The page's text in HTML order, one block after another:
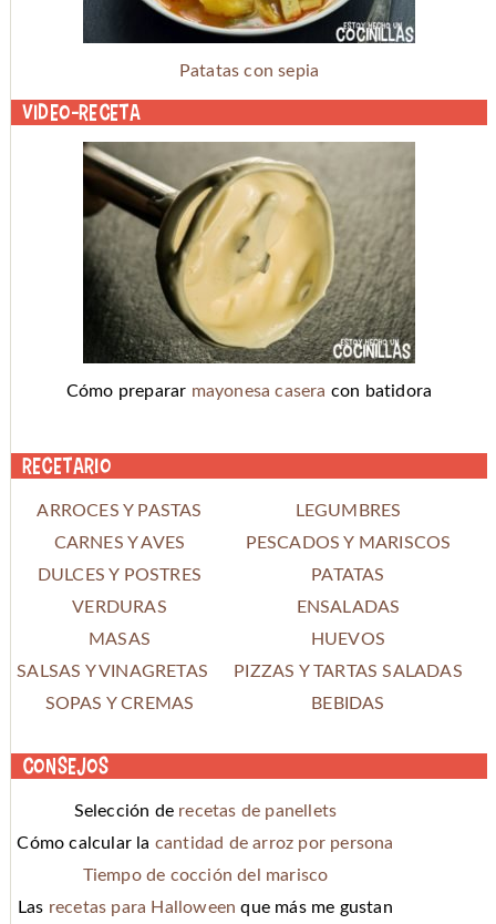
Patatas con sepia
Video-receta
Cómo preparar mayonesa casera con batidora
Recetario
ARROCES Y PASTAS
LEGUMBRES
CARNES Y AVES
PESCADOS Y MARISCOS
DULCES Y POSTRES
PATATAS
VERDURAS
ENSALADAS
MASAS
HUEVOS
SALSAS Y VINAGRETAS
PIZZAS Y TARTAS SALADAS
SOPAS Y CREMAS
BEBIDAS
Consejos
Selección de recetas de panellets
Cómo calcular la cantidad de arroz por persona
Tiempo de cocción del marisco
Las recetas para Halloween que más me gustan